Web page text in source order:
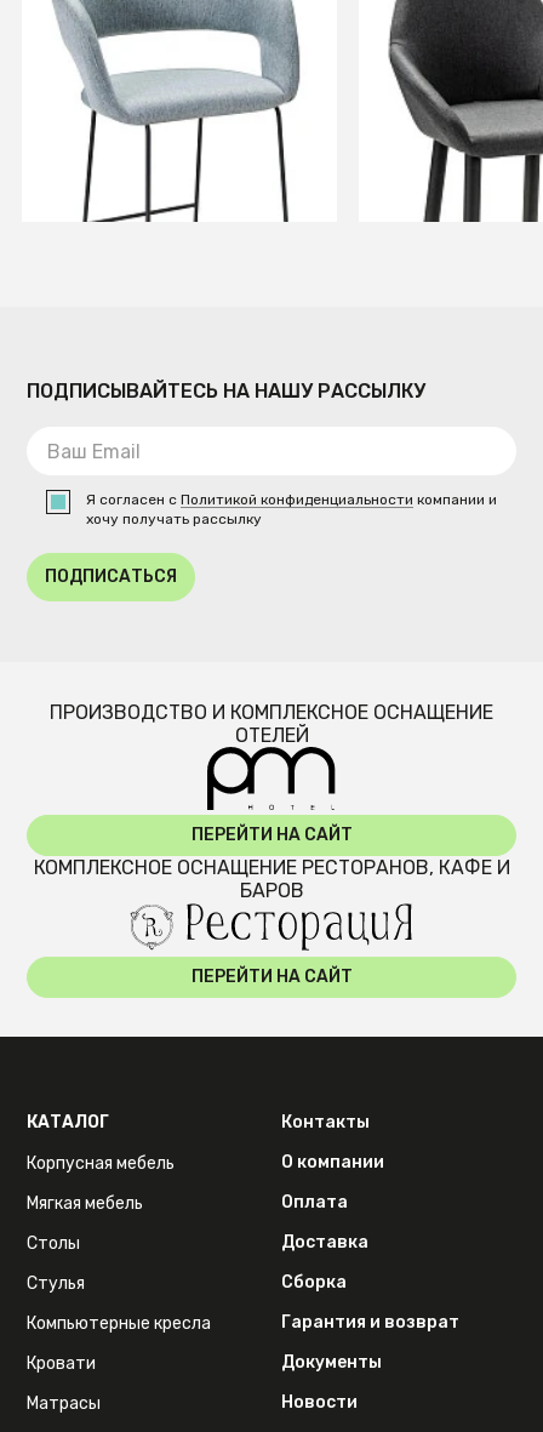
Кресло Бар. Hugs св.сер/
Линк
+3
В КОРЗИНУ
Кресло Бар.Kent
серый/черный
+8
В
ПОДПИСЫВАЙТЕСЬ НА НАШУ РАССЫЛКУ
Я согласен сПолитикой конфиденциальности компании и
хочу получать рассылку
ПОДПИСАТЬСЯ
ПРОИЗВОДСТВО И КОМПЛЕКСНОЕ ОСНАЩЕНИЕ
ОТЕЛЕЙ
ПЕРЕЙТИ НА САЙТ
КОМПЛЕКСНОЕ ОСНАЩЕНИЕ РЕСТОРАНОВ, КАФЕ И
БАРОВ
ПЕРЕЙТИ НА САЙТ
КАТАЛОГ
Корпусная мебель
Мягкая мебель
Столы
Стулья
Компьютерные кресла
Кровати
Матрасы
Контакты
О компании
Оплата
Доставка
Сборка
Гарантия и возврат
Документы
Новости